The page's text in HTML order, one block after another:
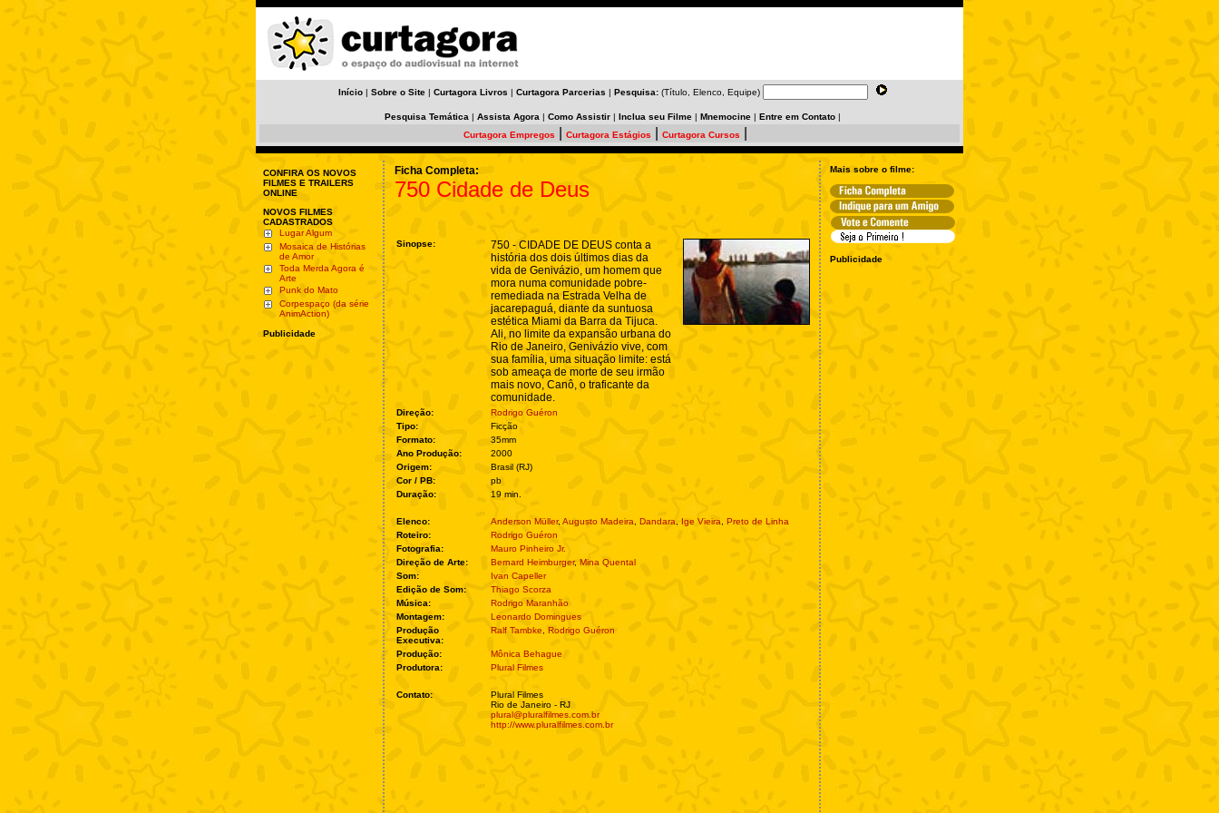
Início | Sobre o Site | Curtagora Livros | Curtagora Parcerias | Pesquisa: (Título, Elenco, Equipe)
Pesquisa Temática | Assista Agora | Como Assistir | Inclua seu Filme | Mnemocine | Entre em Contato |
Curtagora Empregos
Curtagora Estágios Curtagora Cursos
CONFIRA OS NOVOS
FILMES E TRAILERS
ONLINE
NOVOS FILMES
CADASTRADOS
Lugar Algum
Mosaica de Histórias
de Amor
Toda Merda Agora é
Arte
Punk do Mato
Corpespaço (da série
AnimAction)
Publicidade
Ficha Completa:
750 Cidade de Deus
Sinopse:
750 - CIDADE DE DEUS conta a
história dos dois últimos dias da
vida de Genivázio, um homem que
mora numa comunidade pobre-
remediada na Estrada Velha de
jacarepaguá, diante da suntuosa
estética Miami da Barra da Tijuca.
Ali, no limite da expansão urbana do
Rio de Janeiro, Genivázio vive, com
sua família, uma situação limite: está
sob ameaça de morte de seu irmão
mais novo, Canô, o traficante da
comunidade.
Direção:
Rodrigo Guéron
Tipo:
Ficção
Formato:
35mm
Ano Produção:
2000
Origem:
Brasil (RJ)
Cor / PB:
pb
Duração:
19 min.
Elenco: Anderson Müller, Augusto Madeira Dandara Ige Vieira
Preto de Linha
Roteiro:
Rodrigo Guéron
Fotografia:
Mauro Pinheiro Jr.
Direção de Arte:
Bernard Heimburger, Mina Quental
Som:
Ivan Capeller
Edição de Som:
Thiago Scorza
Música:
Rodrigo Maranhão
Montagem:
Leonardo Domingues
Produção
Executiva:
Ralf Tambke Rodrigo Guéron
Produção:
Mônica Behague
Produtora:
Plural Filmes
Contato:
Plural Filmes
Rio de Janeiro - RJ
plural@pluralfilmes.com.br
http://www.pluralfilmes.com.br
Mais sobre o filme:
Publicidade